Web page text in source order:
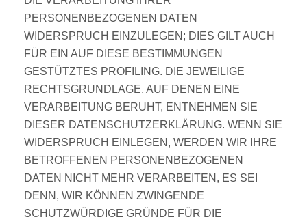
PERSONENBEZOGENEN DATEN
WIDERSPRUCH EINZULEGEN; DIES GILT AUCH
FÜR EIN AUF DIESE BESTIMMUNGEN
GESTÜTZTES PROFILING. DIE JEWEILIGE
RECHTSGRUNDLAGE, AUF DENEN EINE
VERARBEITUNG BERUHT, ENTNEHMEN SIE
DIESER DATENSCHUTZERKLÄRUNG. WENN SIE
WIDERSPRUCH EINLEGEN, WERDEN WIR IHRE
BETROFFENEN PERSONENBEZOGENEN
DATEN NICHT MEHR VERARBEITEN, ES SEI
DENN, WIR KÖNNEN ZWINGENDE
SCHUTZWÜRDIGE GRÜNDE FÜR DIE